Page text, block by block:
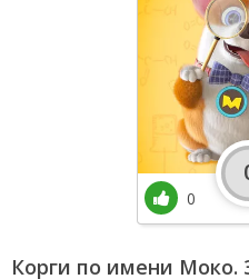
Корги по имени Моко.
0